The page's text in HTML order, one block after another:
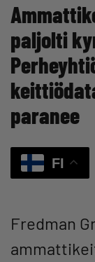
paljolti
paranee
FI
Fredman